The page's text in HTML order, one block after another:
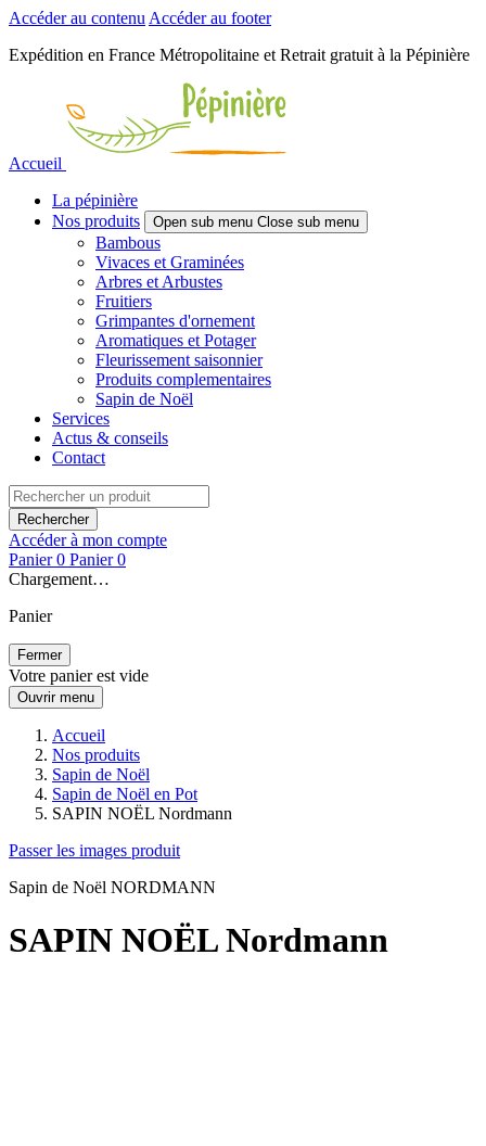
Accéder au contenu Accéder au footer
Expédition en France Métropolitaine et Retrait gratuit à la Pépinière
Accueil
La pépinière
Nos produits
Open sub menu Close sub menu
Bambous
Vivaces et Graminées
Arbres et Arbustes
Fruitiers
Grimpantes d'ornement
Aromatiques et Potager
Fleurissement saisonnier
Produits complementaires
Sapin de Noël
Services
Actus & conseils
Contact
Rechercher
Accéder à mon compte
Panier 0 Panier 0
Chargement…
Panier
Fermer
Votre panier est vide
Ouvrir menu
Accueil
Nos produits
Sapin de Noël
Sapin de Noël en Pot
SAPIN NOËL Nordmann
Passer les images produit
Sapin de Noël NORDMANN
SAPIN NOËL Nordmann